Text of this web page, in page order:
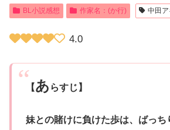
BL小説感想 作家名：(か行) 中田ア
4.0
【あ らすじ】
妹との賭けに負けた歩は、ばっち